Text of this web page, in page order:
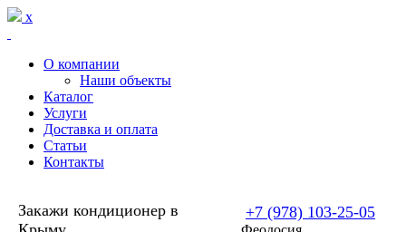
Перейти к основному содержанию
x
О компании
Наши объекты
Каталог
Услуги
Доставка и оплата
Статьи
Контакты
Закажи кондиционер в
+7 (978) 103-25-05